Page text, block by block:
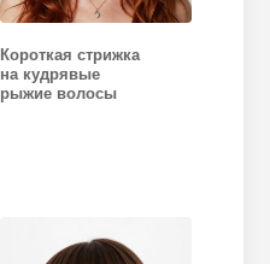
Короткая стрижка
на кудрявые
рыжие волосы